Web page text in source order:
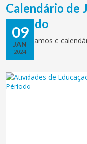
09
JAN
2024
Calendário de
Período
Apresentamos o
período.